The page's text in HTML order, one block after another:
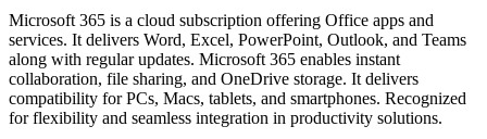
Microsoft 365 is a cloud subscription offering Office apps and
services. It delivers Word, Excel, PowerPoint, Outlook, and Teams
along with regular updates. Microsoft 365 enables instant
collaboration, file sharing, and OneDrive storage. It delivers
compatibility for PCs, Macs, tablets, and smartphones. Recognized
for flexibility and seamless integration in productivity solutions.